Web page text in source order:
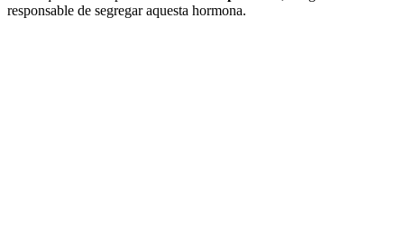
responsable de segregar aquesta hormona.